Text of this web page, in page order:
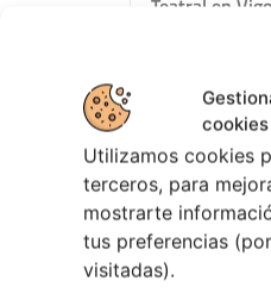
cookies
Utilizamos cookies
terceros, para
mostrarte
tus preferencias
visitadas).
Teatral en